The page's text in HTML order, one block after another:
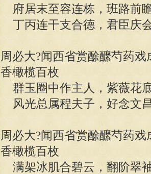
府居末至容连栋，班路前
丁丙连干支合德，君臣庆
周必大?闻西省赏酴醿芍药
香橄榄百枚
群玉圈中作主人，紫薇花
风光总属程夫子，好念文
周必大?闻西省赏酴醿芍药
香橄榄百枚
满架冰肌合碧云，翻阶翠